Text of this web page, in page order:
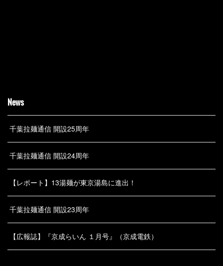
News
千葉拉麺通信 開設25周年
千葉拉麺通信 開設24周年
【レポート】13湯麺が東京湯島に進出！
千葉拉麺通信 開設23周年
【広報誌】『京成らいん １月号』（京成電鉄）